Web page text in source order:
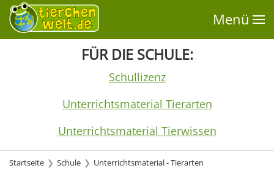
Menü
FÜR DIE SCHULE:
Schullizenz
Unterrichtsmaterial Tierarten
Unterrichtsmaterial Tierwissen
Startseite Schule Unterrichtsmaterial - Tierarten